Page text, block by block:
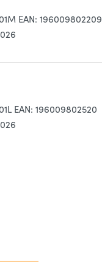
EAN: 196009802209
EAN: 196009802520